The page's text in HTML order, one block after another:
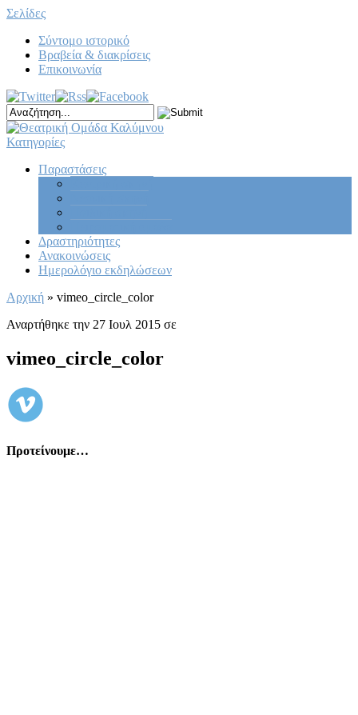
Σελίδες
Σύντομο ιστορικό
Βραβεία & διακρίσεις
Επικοινωνία
Κατηγορίες
Παραστάσεις
Δραστηριότητες
Ανακοινώσεις
Ημερολόγιο εκδηλώσεων
Αρχική » vimeo_circle_color
Αναρτήθηκε την 27 Ιουλ 2015 σε
vimeo_circle_color
Προτείνουμε…